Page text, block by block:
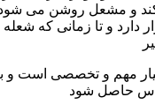
و مشعل روشن می
دارد و تا زمانی که
مهم و تخصصی است و
حاصل شود